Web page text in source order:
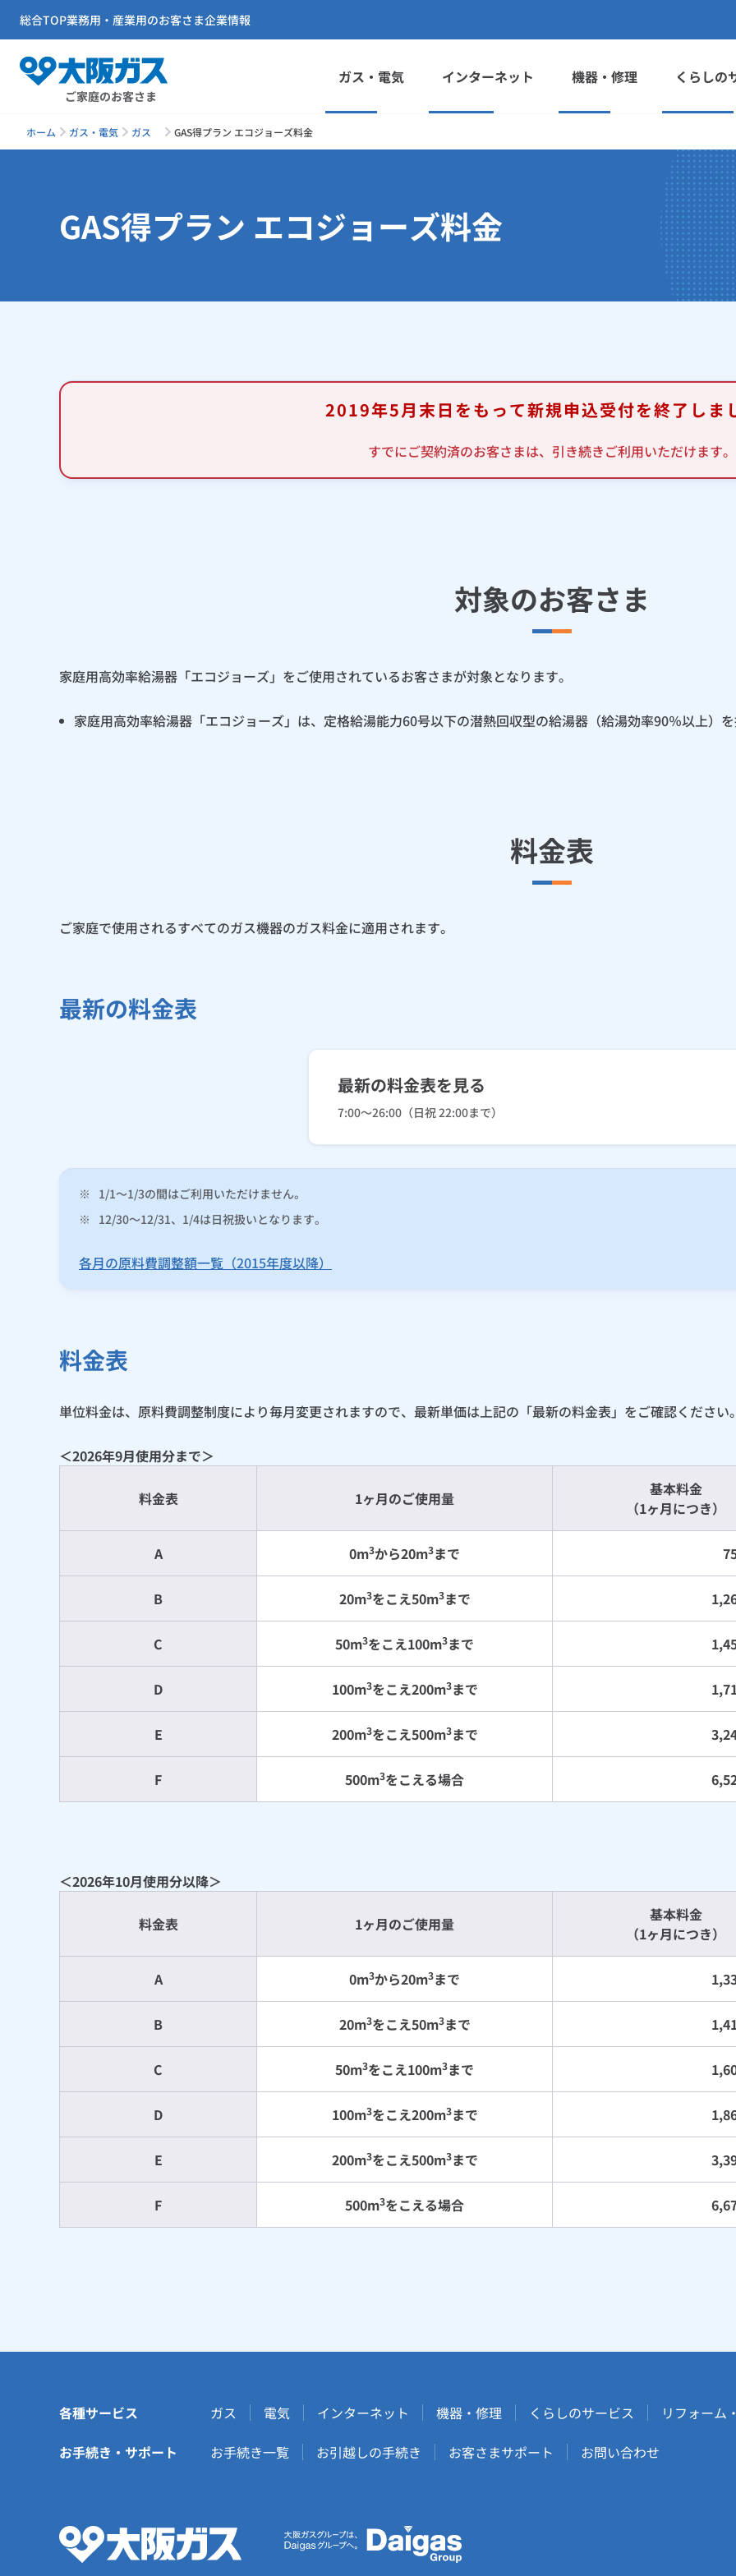
ご家庭のお客さま
ガス・電気 インターネット 機器・修理 くらしの
総合TOP業務用・産業用のお客さま企業情報
ホーム ガス・電気 ガス GAS得プラン エコジョーズ料金
GAS得プラン エコジョーズ料金
2019年5月末日をもって新規申込受付を終了しま
すでにご契約済のお客さまは、引き続きご利用いただけます。
対象のお客さま
家庭用高効率給湯器「エコジョーズ」をご使用されているお客さまが対象となります。
家庭用高効率給湯器「エコジョーズ」は、定格給湯能力60号以下の潜熱回収型の給湯器（給湯効率90％以上）
料金表
ご家庭で使用されるすべてのガス機器のガス料金に適用されます。
最新の料金表
最新の料金表を見る
7:00～26:00（日祝 22:00まで）
※
1/1～1/3の間はご利用いただけません。
※
12/30～12/31、1/4は日祝扱いとなります。
各月の原料費調整額一覧（2015年度以降）
料金表
単位料金は、原料費調整制度により毎月変更されますので、最新単価は上記の「最新の料金表」をご確認ください
＜2026年9月使用分まで＞
料金表 1ヶ月のご使用量
基本料金
（1ヶ月につき）
A 0m3から20m3まで
B 20m3をこえ50m3まで
C 50m3をこえ100m3まで
D 100m3をこえ200m3まで
E 200m3をこえ500m3まで
F 500m3をこえる場合
＜2026年10月使用分以降＞
料金表 1ヶ月のご使用量
基本料金
（1ヶ月につき）
A 0m3から20m3まで
B 20m3をこえ50m3まで
C 50m3をこえ100m3まで
D 100m3をこえ200m3まで
E 200m3をこえ500m3まで
F 500m3をこえる場合
各種サービス ガス 電気 インターネット 機器・修理 くらしのサービス
リフォーム
お手続き・サポート
お手続き一覧 お引越しの手続き お客さまサポート お問い合わせ